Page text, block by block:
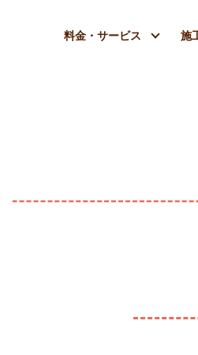
料金・サービス 施